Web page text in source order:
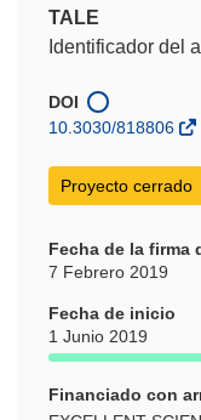
TALE
Identificador del
DOI
10.3030/818806
Proyecto cerrado
Fecha de la firma
7 Febrero 2019
Fecha de inicio
1 Junio 2019
Financiado con